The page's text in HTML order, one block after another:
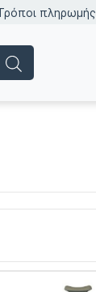
πληρωμής